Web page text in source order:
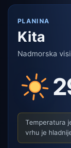
PLANINA
Kita
Nadmorska
Temperatura
vrhu je